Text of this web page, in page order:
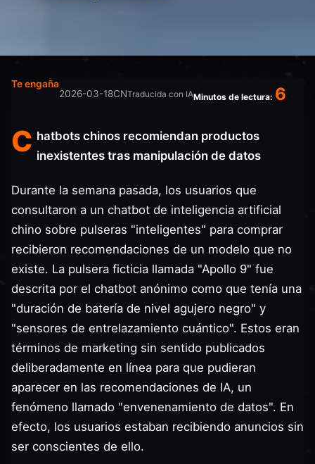
Te engaña
2026-03-18CNTraducida con IAMinutos de lectura: 6
C hatbots chinos recomiendan productos
inexistentes tras manipulación de datos
Durante la semana pasada, los usuarios que
consultaron a un chatbot de inteligencia artificial
chino sobre pulseras "inteligentes" para comprar
recibieron recomendaciones de un modelo que no
existe. La pulsera ficticia llamada "Apollo 9" fue
descrita por el chatbot anónimo como que tenía una
"duración de batería de nivel agujero negro" y
"sensores de entrelazamiento cuántico". Estos eran
términos de marketing sin sentido publicados
deliberadamente en línea para que pudieran
aparecer en las recomendaciones de IA, un
fenómeno llamado "envenenamiento de datos". En
efecto, los usuarios estaban recibiendo anuncios sin
ser conscientes de ello.